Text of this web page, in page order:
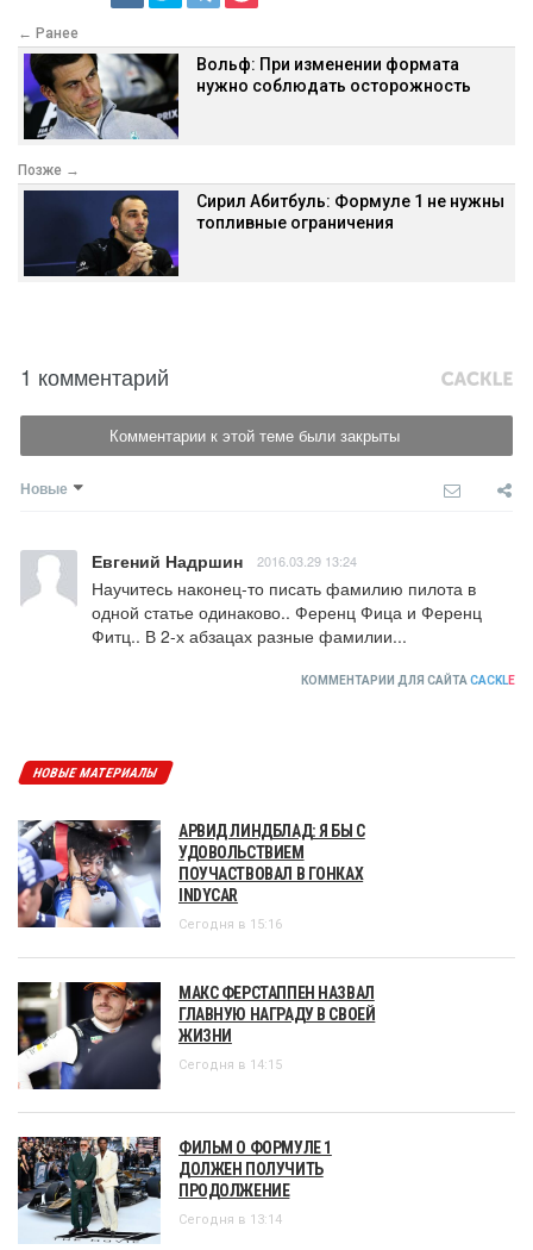
← Ранее
Вольф: При изменении формата
нужно соблюдать осторожность
Позже →
Сирил Абитбуль: Формуле 1 не нужны
топливные ограничения
1 комментарий
Комментарии к этой теме были закрыты
Новые
Евгений Надршин 2016.03.29 13:24
Научитесь наконец-то писать фамилию пилота в
одной статье одинаково.. Ференц Фица и Ференц
Фитц.. В 2-х абзацах разные фамилии...
КОММЕНТАРИИ ДЛЯ САЙТА CACKLE
НОВЫЕ МАТЕРИАЛЫ
АРВИД ЛИНДБЛАД: Я БЫ С
УДОВОЛЬСТВИЕМ
ПОУЧАСТВОВАЛ В ГОНКАХ
INDYCAR
Сегодня в 15:16
МАКС ФЕРСТАППЕН НАЗВАЛ
ГЛАВНУЮ НАГРАДУ В СВОЕЙ
ЖИЗНИ
Сегодня в 14:15
ФИЛЬМ О ФОРМУЛЕ 1
ДОЛЖЕН ПОЛУЧИТЬ
ПРОДОЛЖЕНИЕ
Сегодня в 13:14